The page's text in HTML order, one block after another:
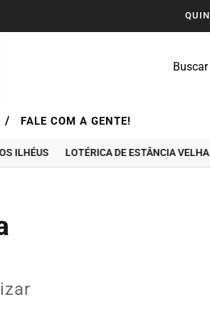
/ FALE COM A GENTE!
LOTÉRICA DE ESTÂNCIA VELHA TEM